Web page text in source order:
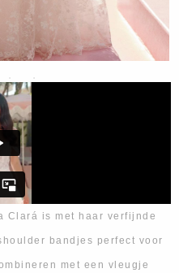
Clará is met haar verfijnde
bandjes perfect voor
met een vleugje